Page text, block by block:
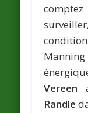
Vereen
Randle